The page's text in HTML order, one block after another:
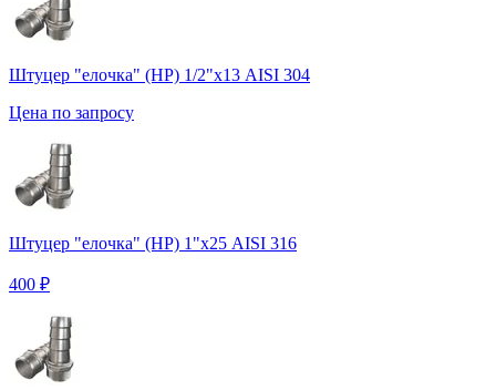
Штуцер "елочка" (НР) 1/2"х13 AISI 304
Цена по запросу
Штуцер "елочка" (НР) 1"х25 AISI 316
400 ₽